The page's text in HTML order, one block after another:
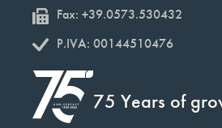
Fax: +39.0573.530432
P.IVA: 00144510476
75 Years of